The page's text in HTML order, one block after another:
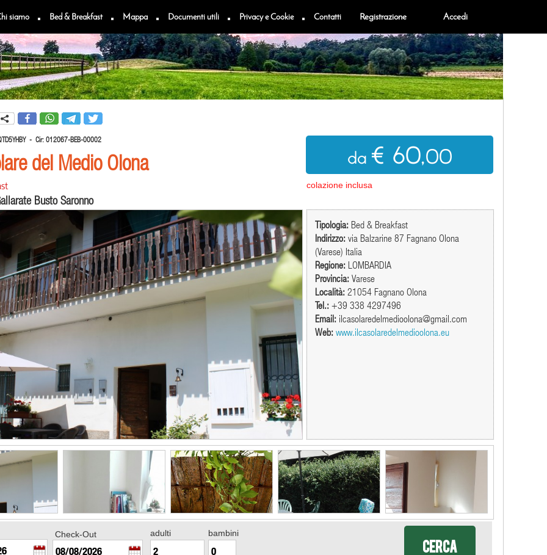
siamo Bed & Breakfast Mappa Documenti utili Privacy e Cookie Contatti Registrazione Accedi
- Cir:012067-BEB-00002
del Medio Olona
Busto Saronno
colazione inclusa
da€ 60,00
Tipologia: Bed & Breakfast
Indirizzo: via Balzarine 87 Fagnano Olona
(Varese) Italia
Regione: LOMBARDIA
Provincia: Varese
Località: 21054 Fagnano Olona
Tel.: +39 338 4297496
Email: ilcasolaredelmedioolona@gmail.com
Web: www.ilcasolaredelmedioolona.eu
Check-Out adulti bambini
Cerca